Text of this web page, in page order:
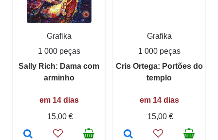
Grafika
1 000 peças
Sally Rich: Dama com
arminho
em 14 dias
15,00 €
Grafika
1 000 peças
Cris Ortega: Portões do
templo
em 14 dias
15,00 €